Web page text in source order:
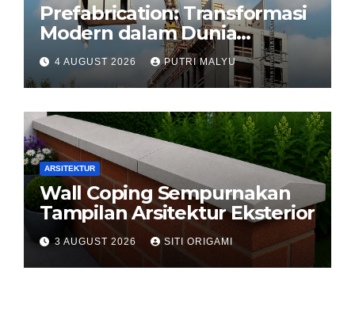
Prefabrication: Transformasi
Modern dalam Dunia
Konstruksi
4 AUGUST 2026 PUTRI MALYU
ARSITEKTUR
Wall Coping Sempurnakan
Tampilan Arsitektur Eksterior
3 AUGUST 2026 SITI ORIGAMI